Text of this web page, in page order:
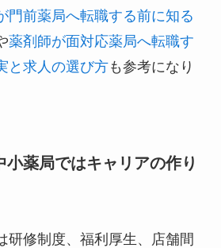
門前薬局へ転職する前に知る
薬剤師が面対応薬局へ転職す
と求人の選び方も参考になり
小薬局ではキャリアの作り
研修制度、福利厚生、店舗間